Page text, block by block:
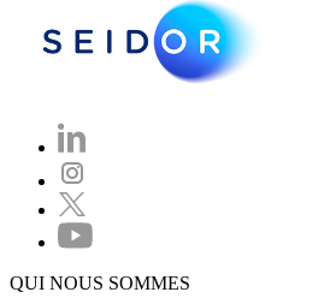
QUI NOUS SOMMES